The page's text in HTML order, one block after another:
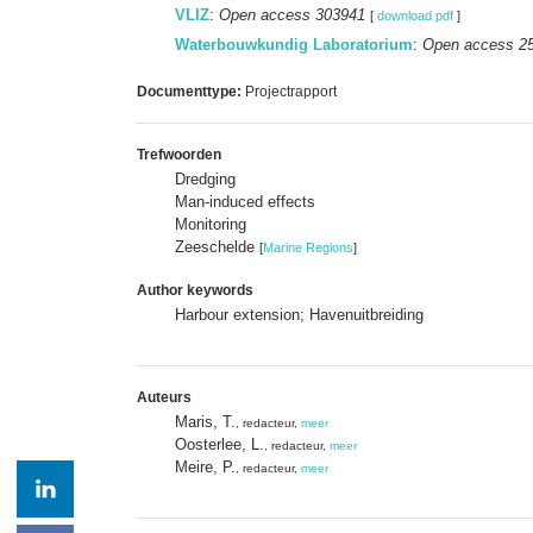
VLIZ: Open access 303941 [ download pdf ]
Waterbouwkundig Laboratorium: Open access
Documenttype: Projectrapport
Trefwoorden
Dredging
Man-induced effects
Monitoring
Zeeschelde [Marine Regions]
Author keywords
Harbour extension; Havenuitbreiding
Auteurs
Maris, T. , redacteur, meer
Oosterlee, L. , redacteur, meer
Meire, P. , redacteur, meer